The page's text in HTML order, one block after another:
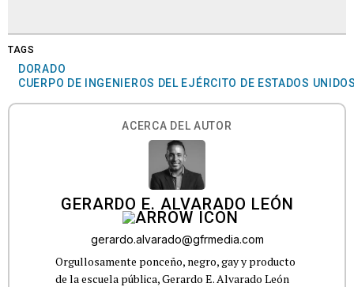
TAGS
DORADO
CUERPO DE INGENIEROS DEL EJÉRCITO DE ESTADOS
ACERCA DEL AUTOR
GERARDO E. ALVARADO LEÓN
gerardo.alvarado@gfrmedia.com
Orgullosamente ponceño, negro, gay y producto
de la escuela pública, Gerardo E. Alvarado León